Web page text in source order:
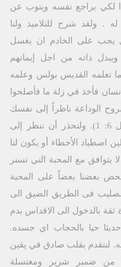
لكي يراجع نفسه ويتوب عن
. ولقد شرح للتلاميذ ولنا
يجب على الخادم ان يغسل
ذاته من اجل إيمانهم
تعلمه القديس بولس وعلمه
فأخذ في زلة ما فأصلحوا
بروح الوداعة ناظراً إلى نفسك
لئلا تجرّب أنت أيضاً} (غل 6: 1). ولنحذر أن ننظر إلى
اصطياد الأخطاء أو يكون لنا
يتوافق مع المحبة التي تستر
بعضنا بعضاً على المحبة
فى الطريق الضيق الى
ثقة بالدخول الى الاقداس بدم
حيا بالحجاب اي جسده.
لنتقدم بقلب صادق في يقين
من ضمير شرير ومغتسلة